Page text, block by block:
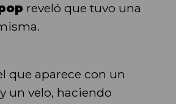
reveló que tuvo una
que aparece con un
un velo, haciendo